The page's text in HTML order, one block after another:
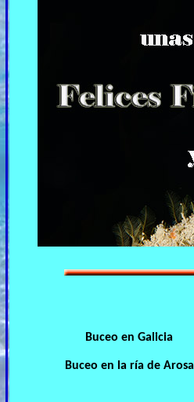
Buceo en Galicia
Buceo en la ría de Arosa